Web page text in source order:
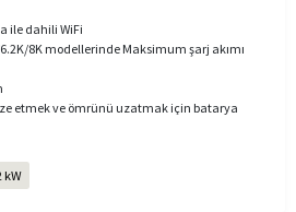
ile dahili WiFi
6.2K/8K modellerinde Maksimum şarj akımı
etmek ve ömrünü uzatmak için batarya
kW